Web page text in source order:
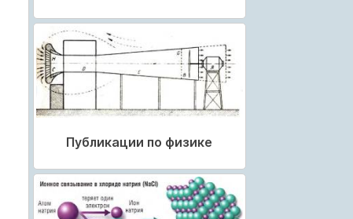
Публикации по физике